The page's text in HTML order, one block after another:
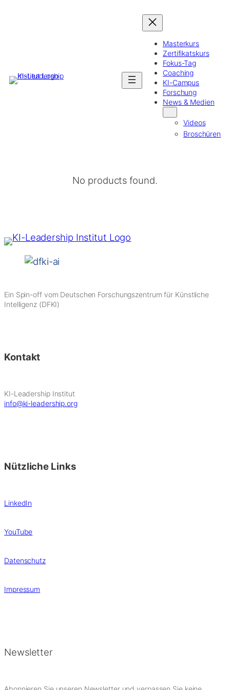
Masterkurs
Zertifikatskurs
Fokus-Tag
Coaching
KI-Campus
Forschung
News & Medien
Videos
Broschüren
No products found.
Ein Spin-off vom Deutschen Forschungszentrum für Künstliche
Intelligenz (DFKI)
Kontakt
KI-Leadership Institut
info@ki-leadership.org
Nützliche Links
LinkedIn
YouTube
Datenschutz
Impressum
Newsletter